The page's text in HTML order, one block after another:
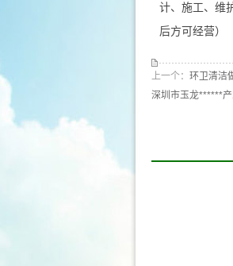
计、施工、维
后方可经营）
上一个： 环卫清洁
深圳市玉龙******产